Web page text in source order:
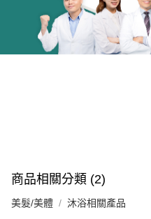
商品相關分類 (2)
美髮/美體 沐浴相關產品